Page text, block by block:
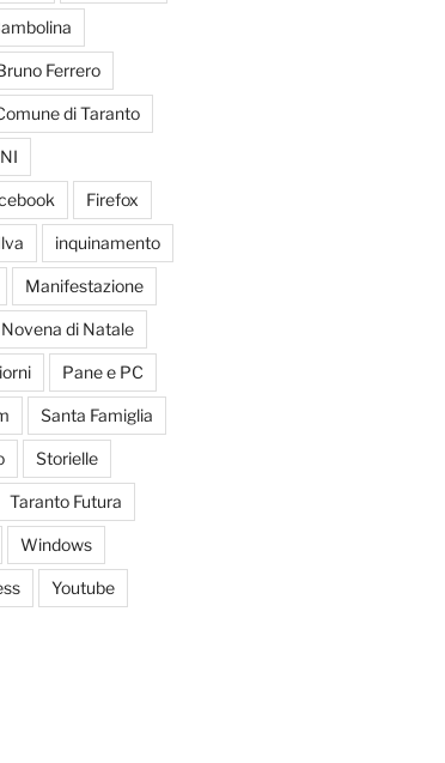
Ferrero
di Taranto
Firefox
inquinamento
Manifestazione
Novena di Natale
Pane e PC
Santa Famiglia
Storielle
Taranto Futura
Windows
Youtube